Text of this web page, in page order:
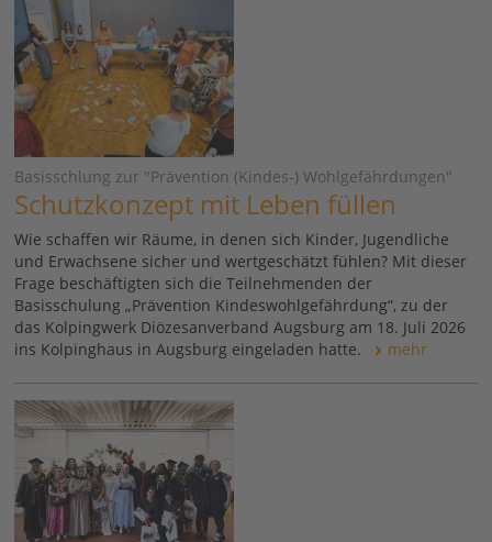
Basisschlung zur "Prävention (Kindes-) Wohlgefährdungen"
Schutzkonzept mit Leben füllen
Wie schaffen wir Räume, in denen sich Kinder, Jugendliche
und Erwachsene sicher und wertgeschätzt fühlen? Mit dieser
Frage beschäftigten sich die Teilnehmenden der
Basisschulung „Prävention Kindeswohlgefährdung“, zu der
das Kolpingwerk Diözesanverband Augsburg am 18. Juli 2026
ins Kolpinghaus in Augsburg eingeladen hatte.
mehr